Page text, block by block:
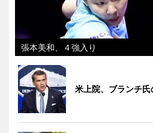
張本美和、４強入り
米上院、ブランチ